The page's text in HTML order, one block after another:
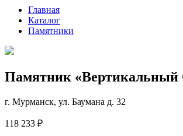
Главная
Каталог
Памятники
Памятник «Вертикальный
г. Мурманск, ул. Баумана д. 32
118 233 ₽